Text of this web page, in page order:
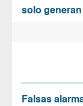
solo
Falsas